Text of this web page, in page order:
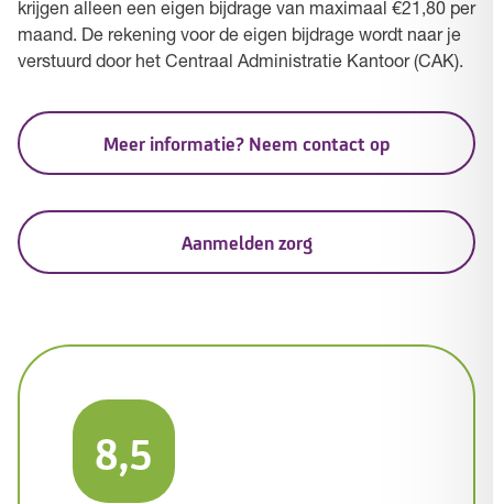
krijgen alleen een eigen bijdrage van maximaal €21,80 per
maand. De rekening voor de eigen bijdrage wordt naar je
verstuurd door het Centraal Administratie Kantoor (CAK).
Meer informatie? Neem contact op
Aanmelden zorg
8,5